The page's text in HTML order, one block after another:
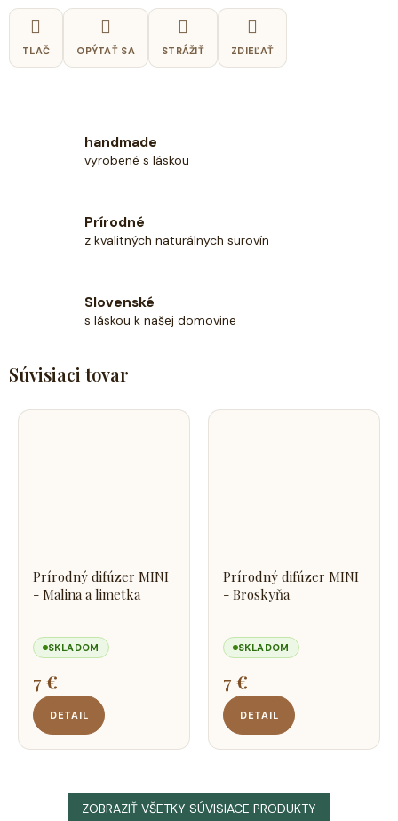
TLAČ OPÝTAŤ SA STRÁŽIŤ ZDIEĽAŤ
handmade
vyrobené s láskou
Prírodné
z kvalitných naturálnych surovín
Slovenské
s láskou k našej domovine
Súvisiaci tovar
Prírodný difúzer MINI
- Malina a limetka
SKLADOM
7 €
DETAIL
Prírodný difúzer MINI
- Broskyňa
SKLADOM
7 €
DETAIL
ZOBRAZIŤ VŠETKY SÚVISIACE PRODUKTY